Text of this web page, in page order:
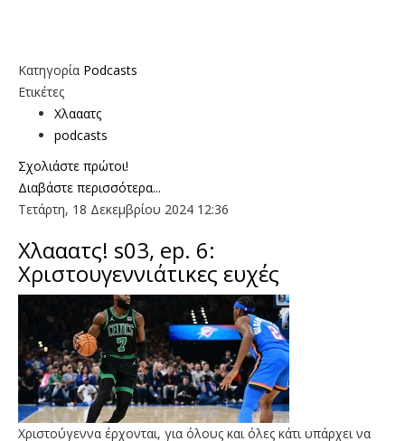
Κατηγορία Podcasts
Ετικέτες
Χλααατς
podcasts
Σχολιάστε πρώτοι!
Διαβάστε περισσότερα...
Τετάρτη, 18 Δεκεμβρίου 2024 12:36
Χλααατς! s03, ep. 6:
Χριστουγεννιάτικες ευχές
Χριστούγεννα έρχονται, για όλους και όλες κάτι υπάρχει να